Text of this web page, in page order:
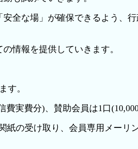
全な場」が確保できるよう、
情報を提供していきます。
す。
実費分)、賛助会員は1口
の受け取り、会員専用メーリ